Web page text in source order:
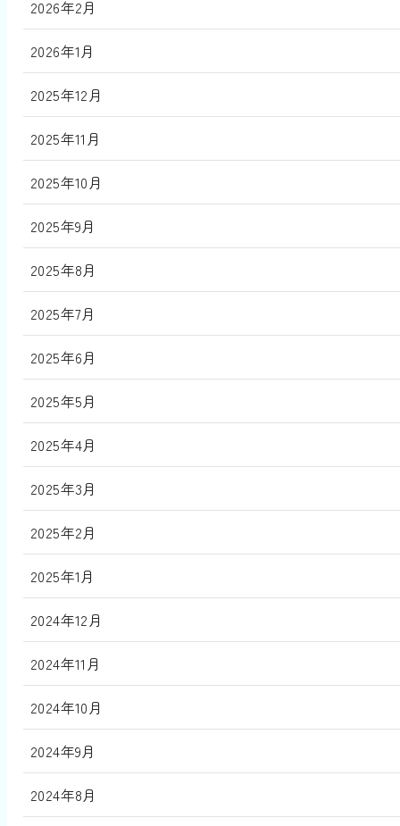
2026年2月
2026年1月
2025年12月
2025年11月
2025年10月
2025年9月
2025年8月
2025年7月
2025年6月
2025年5月
2025年4月
2025年3月
2025年2月
2025年1月
2024年12月
2024年11月
2024年10月
2024年9月
2024年8月